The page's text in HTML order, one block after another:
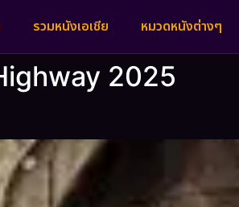
รวมหนังเอเชีย หมวดหนังต่างๆ
2025